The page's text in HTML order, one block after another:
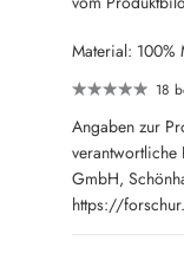
Material: 100%
18
Angaben zur
verantwortliche
GmbH,
https://